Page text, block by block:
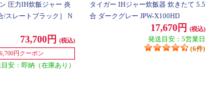
圧力IH炊飯ジャー 炎
/スレートブラック］ N
73,700円
(税込)
6,700円クーポン
安：即納（在庫あり）
タイガー IHジャー炊飯器 炊きたて 5.5
合 ダークグレー JPW-X100HD
17,670円 (税込)
発送目安：5営業日
(6件)